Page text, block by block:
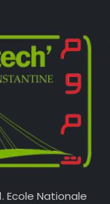
Ecole Nationale